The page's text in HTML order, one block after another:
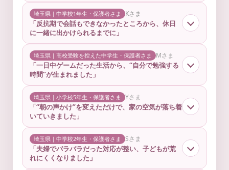
埼玉県｜中学校1年生・保護者さま Kさま
「反抗期で会話もできなかったところから、休日
に一緒に出かけられるまでに」
埼玉県｜高校受験を控えた中学生・保護者さま Mさま
「一日中ゲームだった生活から、“自分で勉強する
時間”が生まれました」
埼玉県｜小学校5年生・保護者さま Yさま
「“朝の声かけ”を変えただけで、家の空気が落ち着
いていきました」
埼玉県｜中学校2年生・保護者さま Sさま
「夫婦でバラバラだった対応が整い、子どもが荒
れにくくなりました」